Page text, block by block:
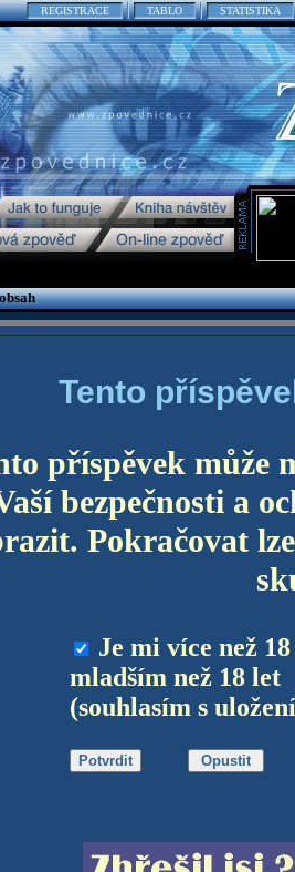
REGISTRACE TABLO STATISTIKA
Tento
příspěvek může
bezpečnosti a
Pokračovat
Je mi více než
mladším než 18 let
(souhlasím s